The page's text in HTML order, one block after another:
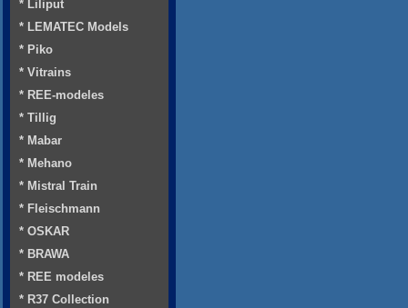
* Liliput
* LEMATEC Models
* Piko
* Vitrains
* REE-modeles
* Tillig
* Mabar
* Mehano
* Mistral Train
* Fleischmann
* OSKAR
* BRAWA
* REE modeles
* R37 Collection